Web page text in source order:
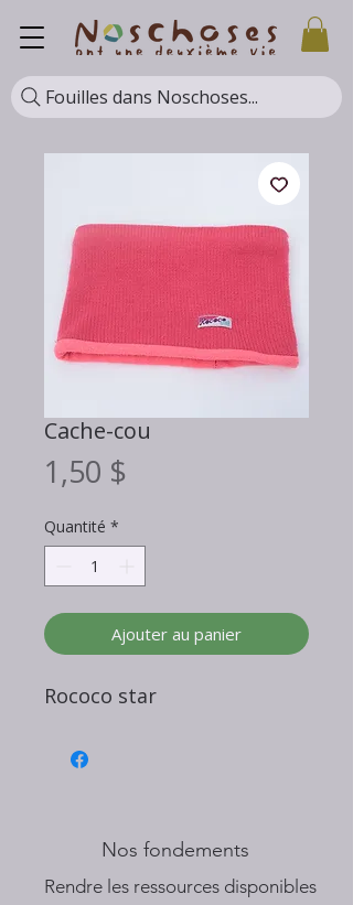
Fouilles dans Noschoses...
Cache-cou
1,50 $
Quantité *
Ajouter au panier
Rococo star
Nos fondements
​Rendre les ressources disponibles